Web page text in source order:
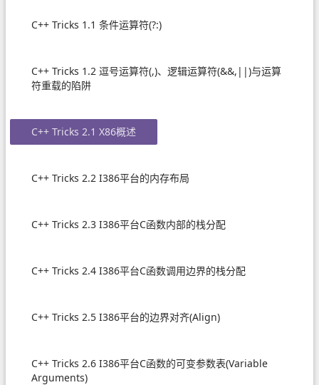
C++ Tricks 1.1 条件运算符(?:)
C++ Tricks 1.2 逗号运算符(,)、逻辑运算符(&&,||)与运算
符重载的陷阱
C++ Tricks 2.1 X86概述
C++ Tricks 2.2 I386平台的内存布局
C++ Tricks 2.3 I386平台C函数内部的栈分配
C++ Tricks 2.4 I386平台C函数调用边界的栈分配
C++ Tricks 2.5 I386平台的边界对齐(Align)
C++ Tricks 2.6 I386平台C函数的可变参数表(Variable
Arguments)